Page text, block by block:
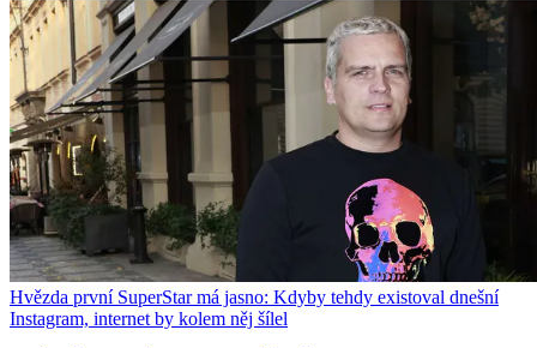
Hvězda první SuperStar má jasno: Kdyby tehdy existoval dnešní
Instagram, internet by kolem něj šílel